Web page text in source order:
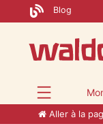
Blog
Aller à la